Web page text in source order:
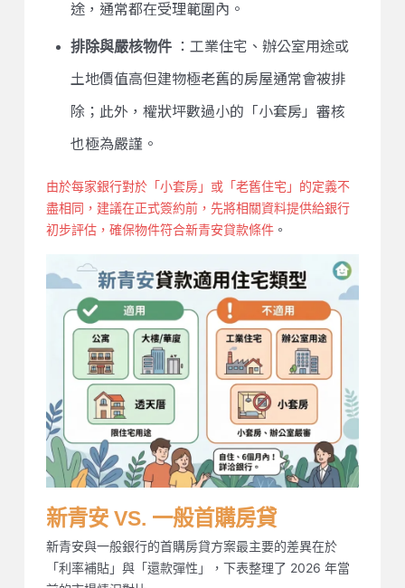
途，通常都在受理範圍內。
排除與嚴核物件：工業住宅、辦公室用途或
土地價值高但建物極老舊的房屋通常會被排
除；此外，權狀坪數過小的「小套房」審核
也極為嚴謹。
由於每家銀行對於「小套房」或「老舊住宅」的定義不
盡相同，建議在正式簽約前，先將相關資料提供給銀行
初步評估，確保物件符合新青安貸款條件 。
新青安 VS. 一般首購房貸
新青安與一般銀行的首購房貸方案最主要的差異在於
「利率補貼」與「還款彈性」，下表整理了 2026 年當